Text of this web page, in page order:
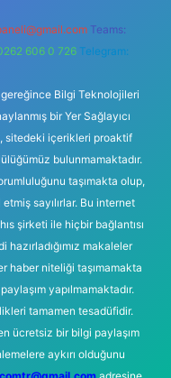
Teams:
606 0 726 Telegram:
gereğince Bilgi Teknolojileri
bir Yer Sağlayıcı
sitedeki içerikleri proaktif
bulunmamaktadır.
taşımakta olup,
sayılırlar. Bu internet
şirketi ile hiçbir bağlantısı
makaleler
haber niteliği taşımamakta
yapılmamaktadır.
tamamen tesadüfidir.
ücretsiz bir bilgi paylaşım
aykırı olduğunu